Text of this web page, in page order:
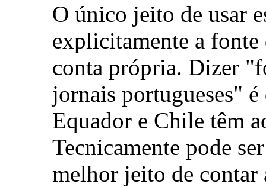
O único jeito de usar
explicitamente a
conta própria. Dizer
jornais portugueses"
Equador e Chile têm
Tecnicamente pode
melhor jeito de contar